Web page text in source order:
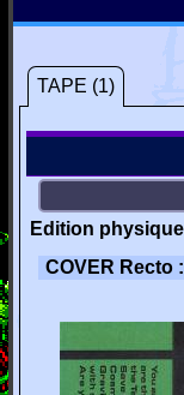
TAPE (1)
Edition
COVER Recto :